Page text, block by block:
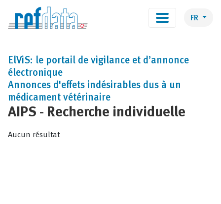
FR
AIPS - Recherche individuelle
ElViS: le portail de vigilance et d’annonce
électronique
Annonces d'effets indésirables dus à un
médicament vétérinaire
Aucun résultat